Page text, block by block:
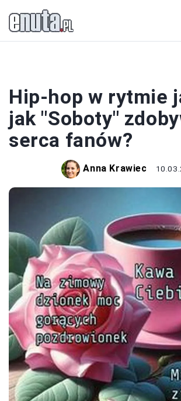
Hip-hop w rytmie
jak "Soboty"
serca fanów?
Anna Krawiec